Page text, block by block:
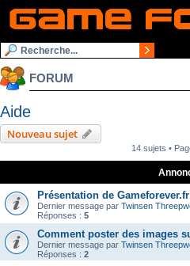
FORUM
Aide
Nouveau sujet
14 sujets •
Présentation de
Dernier message par Twinsen
Réponses : 5
Comment poster des images
Dernier message par Twinsen
Réponses : 2